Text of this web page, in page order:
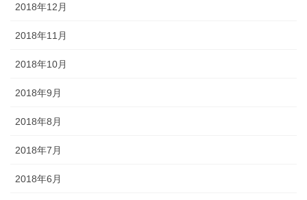
2018年12月
2018年11月
2018年10月
2018年9月
2018年8月
2018年7月
2018年6月